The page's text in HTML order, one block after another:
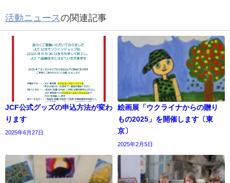
活動ニュースの関連記事
JCF公式グッズの申込方法が変わ
ります
2025年6月27日
絵画展「ウクライナからの贈り
もの2025」を開催します〔東
京〕
2025年2月5日